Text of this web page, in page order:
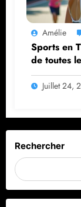
Amélie
Sports en
de toutes
Juillet 24,
Rechercher